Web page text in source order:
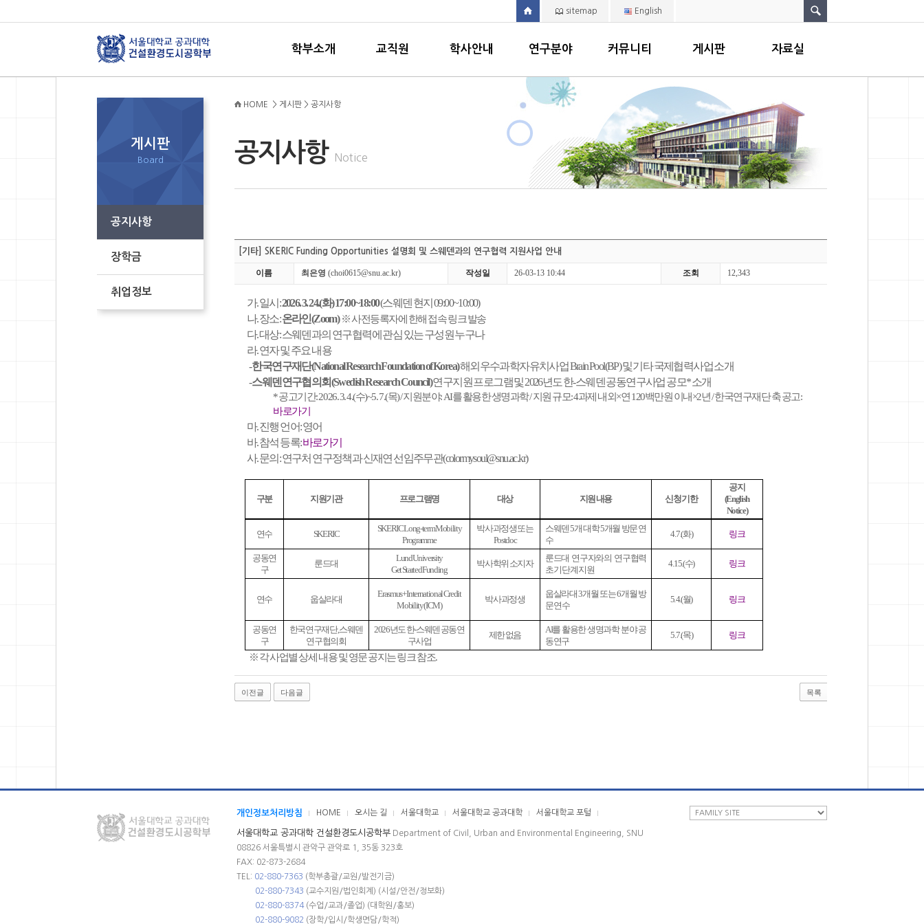
sitemap English
학부소개 교직원 학사안내 연구분야 커뮤니티 게시판 자료실
게시판
Board
공지사항
장학금
취업정보
공지사항 Notice
HOME > 게시판 > 공지사항
[기타] SKERIC Funding Opportunities 설명회 및 스웨덴과의 연구협력 지원사업 안내
이름 최은영 (choi0615@snu.ac.kr) 작성일 26-03-13 10:44 조회 12,343
가. 일시:2026. 3. 24.(화) 17:00~18:00(스웨덴 현지 09:00~10:00)
나. 장소:온라인(Zoom)※ 사전등록자에 한해 접속 링크 발송
다. 대상: 스웨덴과의 연구협력에 관심 있는 구성원 누구나
라. 연자 및 주요 내용
-한국연구재단(National Research Foundation of Korea)해외우수과학자유치사업 Brain Pool(BP) 및 기타 국제협력사업 소개
-스웨덴연구협의회(Swedish Research Council)연구지원 프로그램 및 2026년도 한-스웨덴 공동연구사업 공모* 소개
* 공고기간: 2026. 3. 4.(수)~5. 7.(목) / 지원분야: AI를 활용한 생명과학 / 지원 규모: 4과제 내외×연 120백만원 이내×2년 / 한국연구재단 축 공고:
바로가기
마. 진행 언어: 영어
바. 참석 등록:바로가기
사. 문의: 연구처 연구정책과 신재연 선임주무관(colormysoul@snu.ac.kr)
구분 지원기관 프로그램명 대상 지원 내용 신청 기한
공지
(English
Notice)
연수 SKERIC
SKERIC Long-term Mobility
Programme
박사과정생 또는
Postdoc
스웨덴 5개 대학 5개월 방문 연
수
4. 7.(화) 링크
공동연
구
룬드대
Lund University
Get Started Funding
박사학위 소지자
룬드대 연구자와의 연구협력
초기 단계 지원
4. 15.(수) 링크
연수 웁살라대
Erasmus+ International Credit
Mobility (ICM)
박사과정생
웁살라대 3개월 또는 6개월 방
문 연수
5. 4.(월) 링크
공동연
구
한국연구재단, 스웨덴
연구협의회
2026년도 한-스웨덴 공동연
구사업
제한 없음
AI를 활용한 생명과학 분야 공
동연구
5. 7.(목) 링크
※ 각 사업별 상세 내용 및 영문 공지는 링크 참조.
이전글 다음글 목록
개인정보처리방침 HOME 오시는 길 서울대학교 서울대학교 공과대학 서울대학교 포털
서울대학교 공과대학 건설환경도시공학부 Department of Civil, Urban and Environmental Engineering, SNU
08826 서울특별시 관악구 관악로 1, 35동 323호
FAX: 02-873-2684
TEL: 02-880-7363 (학부총괄/교원/발전기금)
02-880-7343 (교수지원/법인회계) (시설/안전/정보화)
02-880-8374(수업/교과/졸업) (대학원/홍보)
02-880-9082 (장학/입시/학생면담/학적)